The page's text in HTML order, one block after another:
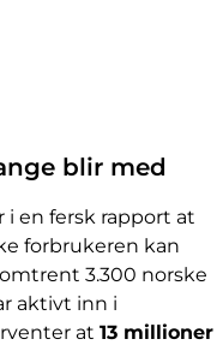
blir med
i en fersk rapport at
forbrukeren kan
3.300 norske
aktivt inn i
at 13 millioner